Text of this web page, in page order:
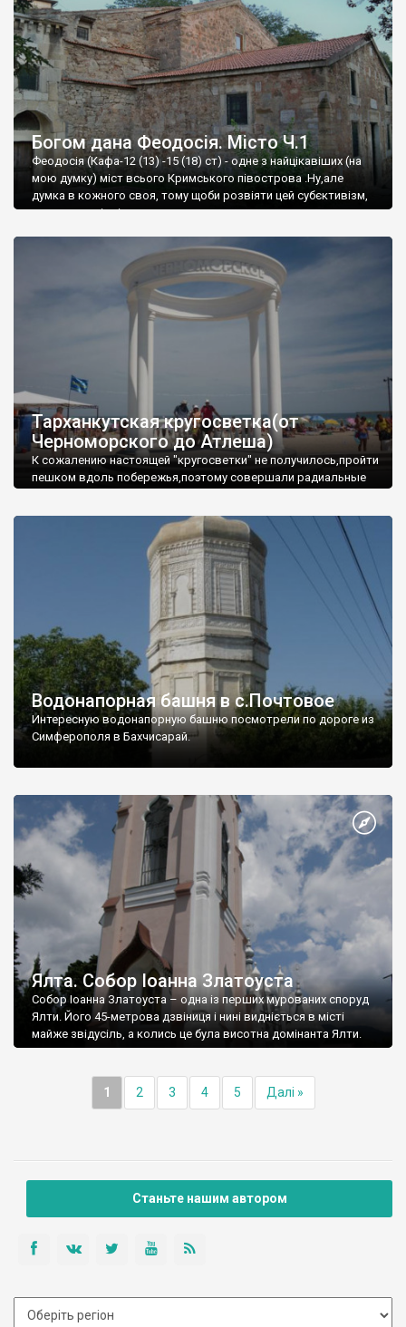
Богом дана Феодосія. Місто Ч.1
Феодосія (Кафа-12 (13) -15 (18) ст) - одне з найцікавіших (на
мою думку) міст всього Кримського півострова .Ну,але
думка в кожного своя, тому щоби розвіяти цей субєктивізм,
запрошую відвідати це
Тарханкутская кругосветка(от
Черноморского до Атлеша)
К сожалению настоящей "кругосветки" не получилось,пройти
пешком вдоль побережья,поэтому совершали радиальные
Водонапорная башня в с.Почтовое
Интересную водонапорную башню посмотрели по дороге из
Симферополя в Бахчисарай.
Ялта. Собор Іоанна Златоуста
Собор Іоанна Златоуста – одна із перших мурованих споруд
Ялти. Його 45-метрова дзвіниця і нині видніється в місті
майже звідусіль, а колись це була висотна домінанта Ялти.
1 2 3 4 5 Далі »
Станьте нашим автором